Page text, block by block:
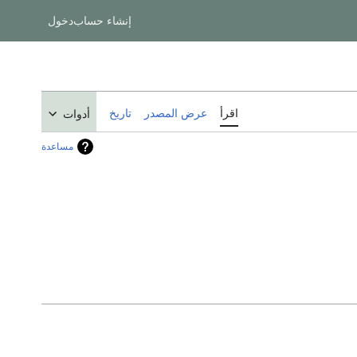
إنشاء حسابدخول
اقرأ عرض المصدر تاريخ أدوات
مساعدة